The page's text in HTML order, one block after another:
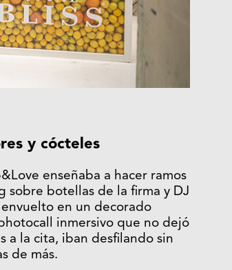
y cócteles
enseñaba a hacer ramos
botellas de la firma y DJ
en un decorado
inmersivo que no dejó
a la cita, iban desfilando sin
de más.